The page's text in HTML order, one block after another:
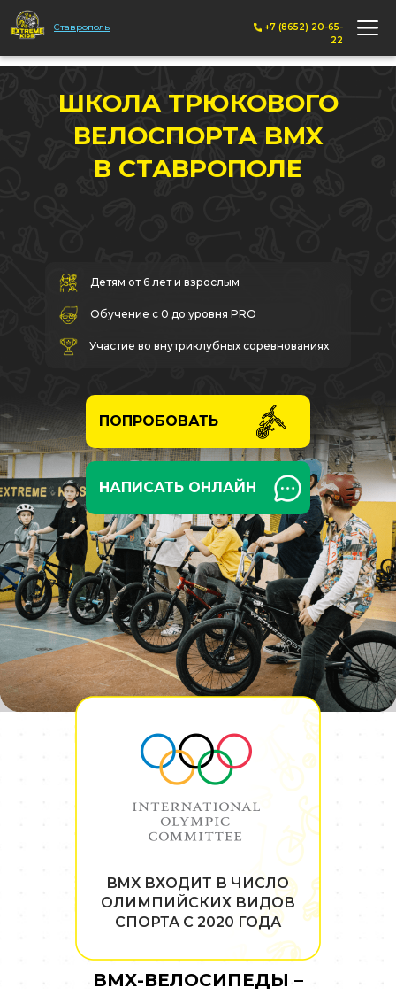
Ставрополь
+7 (8652) 20-65-
22
ШКОЛА ТРЮКОВОГО
ВЕЛОСПОРТА BMX
В СТАВРОПОЛЕ
ПОПРОБОВАТЬ
НАПИСАТЬ ОНЛАЙН
Детям от 6 лет и взрослым
Обучение с 0 до уровня PRO
Участие во внутриклубных соревнованиях
BMX ВХОДИТ В ЧИСЛО
ОЛИМПИЙСКИХ ВИДОВ
СПОРТА С 2020 ГОДА
BMX-ВЕЛОСИПЕДЫ –